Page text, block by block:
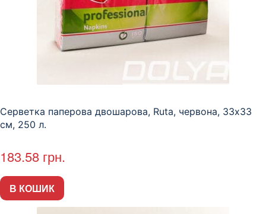
Серветка паперова двошарова, Ruta, червона, 33х33
см, 250 л.
183.58 грн.
В КОШИК